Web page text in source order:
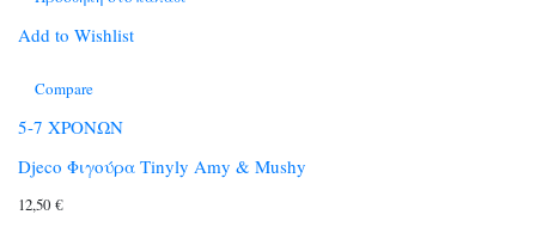
Add to Wishlist
Compare
5-7 ΧΡΟΝΩΝ
Djeco Φιγούρα Tinyly Amy & Mushy
12,50 €